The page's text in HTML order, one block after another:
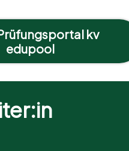
kv
edupool